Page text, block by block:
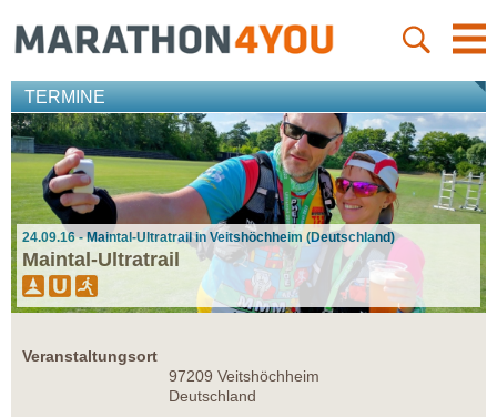
TERMINE
24.09.16 - Maintal-Ultratrail in Veitshöchheim (Deutschland)
Maintal-Ultratrail
Veranstaltungsort
97209 Veitshöchheim
Deutschland